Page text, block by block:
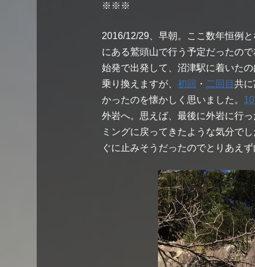
※※※
2016/12/29、早朝。ここ数年恒例
にある鷲頭山で行う予定だったの
始発で出発して、沼津駅に着いた
乗り換えますが、 初回 ・ 二回目 共
かったのを懐かしく思いました。
外岩へ。思えば、最後に外岩に行
ミングに戻ってきたような気分で
ぐに止みそうだったのでとりあえ